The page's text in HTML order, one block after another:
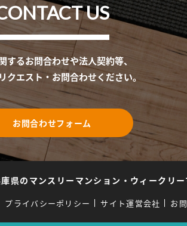
US
するお問合わせや法人契約等、
クエスト・お問合わせください。
お問合わせフォーム
県のマンスリーマンション・ウィークリ
プライバシーポリシー サイト運営会社 お